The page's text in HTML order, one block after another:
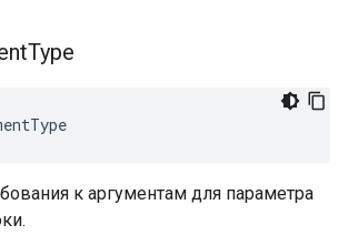
Type
к аргументам для параметра